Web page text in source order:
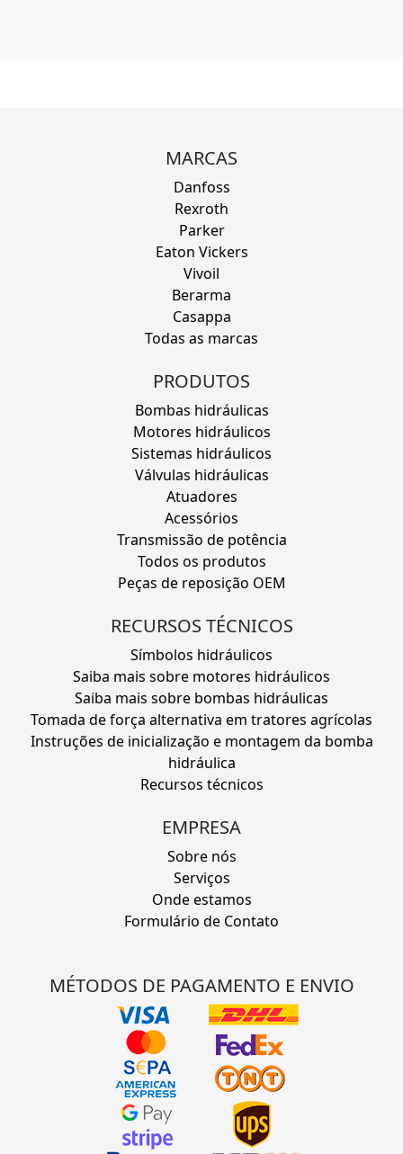
MARCAS
Danfoss
Rexroth
Parker
Eaton Vickers
Vivoil
Berarma
Casappa
Todas as marcas
PRODUTOS
Bombas hidráulicas
Motores hidráulicos
Sistemas hidráulicos
Válvulas hidráulicas
Atuadores
Acessórios
Transmissão de potência
Todos os produtos
Peças de reposição OEM
RECURSOS TÉCNICOS
Símbolos hidráulicos
Saiba mais sobre motores hidráulicos
Saiba mais sobre bombas hidráulicas
Tomada de força alternativa em tratores agrícolas
Instruções de inicialização e montagem da bomba
hidráulica
Recursos técnicos
EMPRESA
Sobre nós
Serviços
Onde estamos
Formulário de Contato
MÉTODOS DE PAGAMENTO E ENVIO